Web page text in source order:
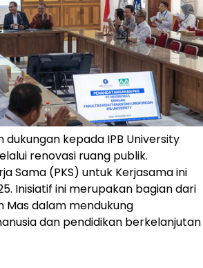
kepada IPB University
renovasi ruang publik.
Sama (PKS) untuk Kerjasama ini
Inisiatif ini merupakan bagian dari
Mas dalam mendukung
dan pendidikan berkelanjutan